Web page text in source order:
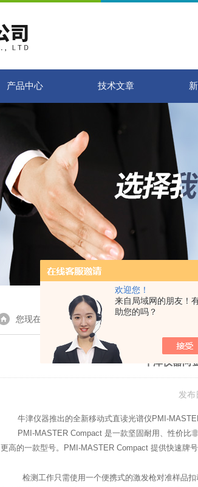
欢迎您！
来自局域网的朋友！
助您的吗？
产品中心 技术文章
您现在的位置：首页> 新闻中心 > 牛津仪器向
牛津仪器向
发
牛津仪器推出的全新移动式直读光谱仪 PMI-
PMI-MASTER Compact 是一款坚固耐用、性价比
更高的一款型号。
PMI-MASTER Compact 提供快速牌
检测工作只需使用一个便携式的激发枪对准样品